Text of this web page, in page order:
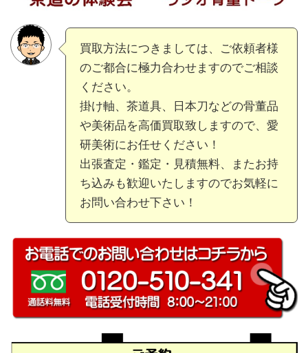
買取方法につきましては、ご依頼者様
のご都合に極力合わせますのでご相談
ください。
掛け軸、茶道具、日本刀などの骨董品
や美術品を高価買取致しますので、愛
研美術にお任せください！
出張査定・鑑定・見積無料、またお持
ち込みも歓迎いたしますのでお気軽に
お問い合わせ下さい！